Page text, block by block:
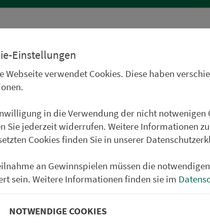
STÄDTETIPPS
im Oberpfälzer
im
im Weinparadies
Städtetipp in Roth.
weiter
Nürn­berg
Einstellungen
Webseite verwendet Cookies. Diese haben
in die Verwendung der nicht notwenigen
Sie jederzeit widerrufen. Weitere Informationen
Cookies finden Sie in unserer
an Gewinnspielen müssen die
sein. Weitere Informationen finden sie im
NOTWENDIGE COOKIES